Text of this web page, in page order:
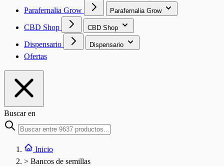
Parafernalia Grow Parafernalia Grow
CBD Shop CBD Shop
Dispensario Dispensario
Ofertas
Buscar en
Inicio
> Bancos de semillas